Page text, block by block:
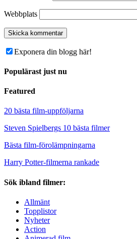
Webbplats
Exponera din blogg här!
Populärast just nu
Featured
20 bästa film-uppföljarna
Steven Spielbergs 10 bästa filmer
Bästa film-förolämpningarna
Harry Potter-filmerna rankade
Sök ibland filmer:
Allmänt
Topplistor
Nyheter
Action